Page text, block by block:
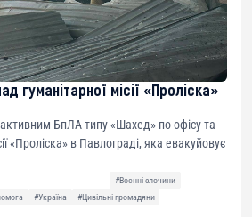
гуманітарної місії «Проліска»
БпЛА типу «Шахед» по офісу та
«Проліска» в Павлограді, яка евакуйовує
#Воєнні злочини
#Україна
#Цивільні громадяни